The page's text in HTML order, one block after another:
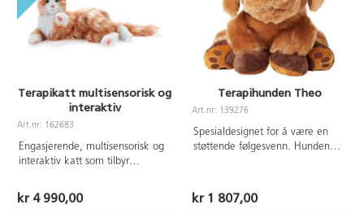
Terapikatt multisensorisk og
interaktiv
Art.nr: 162683
Engasjerende, multisensorisk og
interaktiv katt som tilbyr
og glede. Den både høres ut og
kjennes realistisk. Driver av 4 C-
kr 4 990,00
Terapihunden Theo
Art.nr: 139276
Spesialdesignet for å være en
støttende følgesvenn. Hunden
for barn med behov for sensorisk
utvikling. Det kan ligge på fanget
kr 1 807,00